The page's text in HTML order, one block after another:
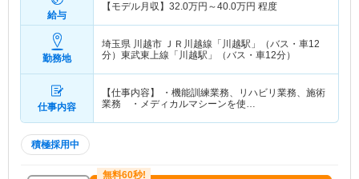
給与
【モデル月収】 32.0万円～40.0万円 程度
勤務地
埼玉県 川越市 ＪＲ川越線「川越駅」（バス・車12
分）東武東上線「川越駅」（バス・車12分）
仕事内容
【仕事内容】 ・機能訓練業務、リハビリ業務、施術
業務 ・メディカルマシーンを使…
積極採用中